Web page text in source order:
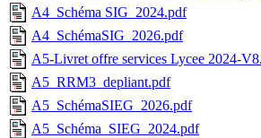
A4_Schéma SIG_2024.pdf
A4_SchémaSIG_2026.pdf
A5-Livret offre services Lycee 2024-
A5_RRM3_depliant.pdf
A5_SchémaSIEG_2026.pdf
A5_Schéma_SIEG_2024.pdf